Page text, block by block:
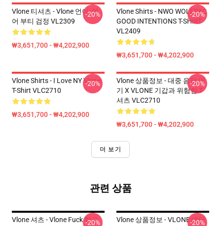
Vlone 티셔츠 - Vlone 언어: 영
어 부티 검정 VL2309
₩3,651,700 - ₩4,202,900
-20%
Vlone Shirts - NWO WOLFPAC
GOOD INTENTIONS T-SHIRT
VL2409
₩3,651,700 - ₩4,202,900
-20%
Vlone Shirts - I Love NY Vlone
T-Shirt VLC2710
₩3,651,700 - ₩4,202,900
-20%
Vlone 상품정보 - 대중 음악 연
기 X VLONE 기갑과 위험한 T-
셔츠 VLC2710
₩3,651,700 - ₩4,202,900
-20%
더 보기
관련 상품
Vlone 셔츠 - Vlone Fuck 학교
-20%
Vlone 상품정보 - VLONE 대담
-20%